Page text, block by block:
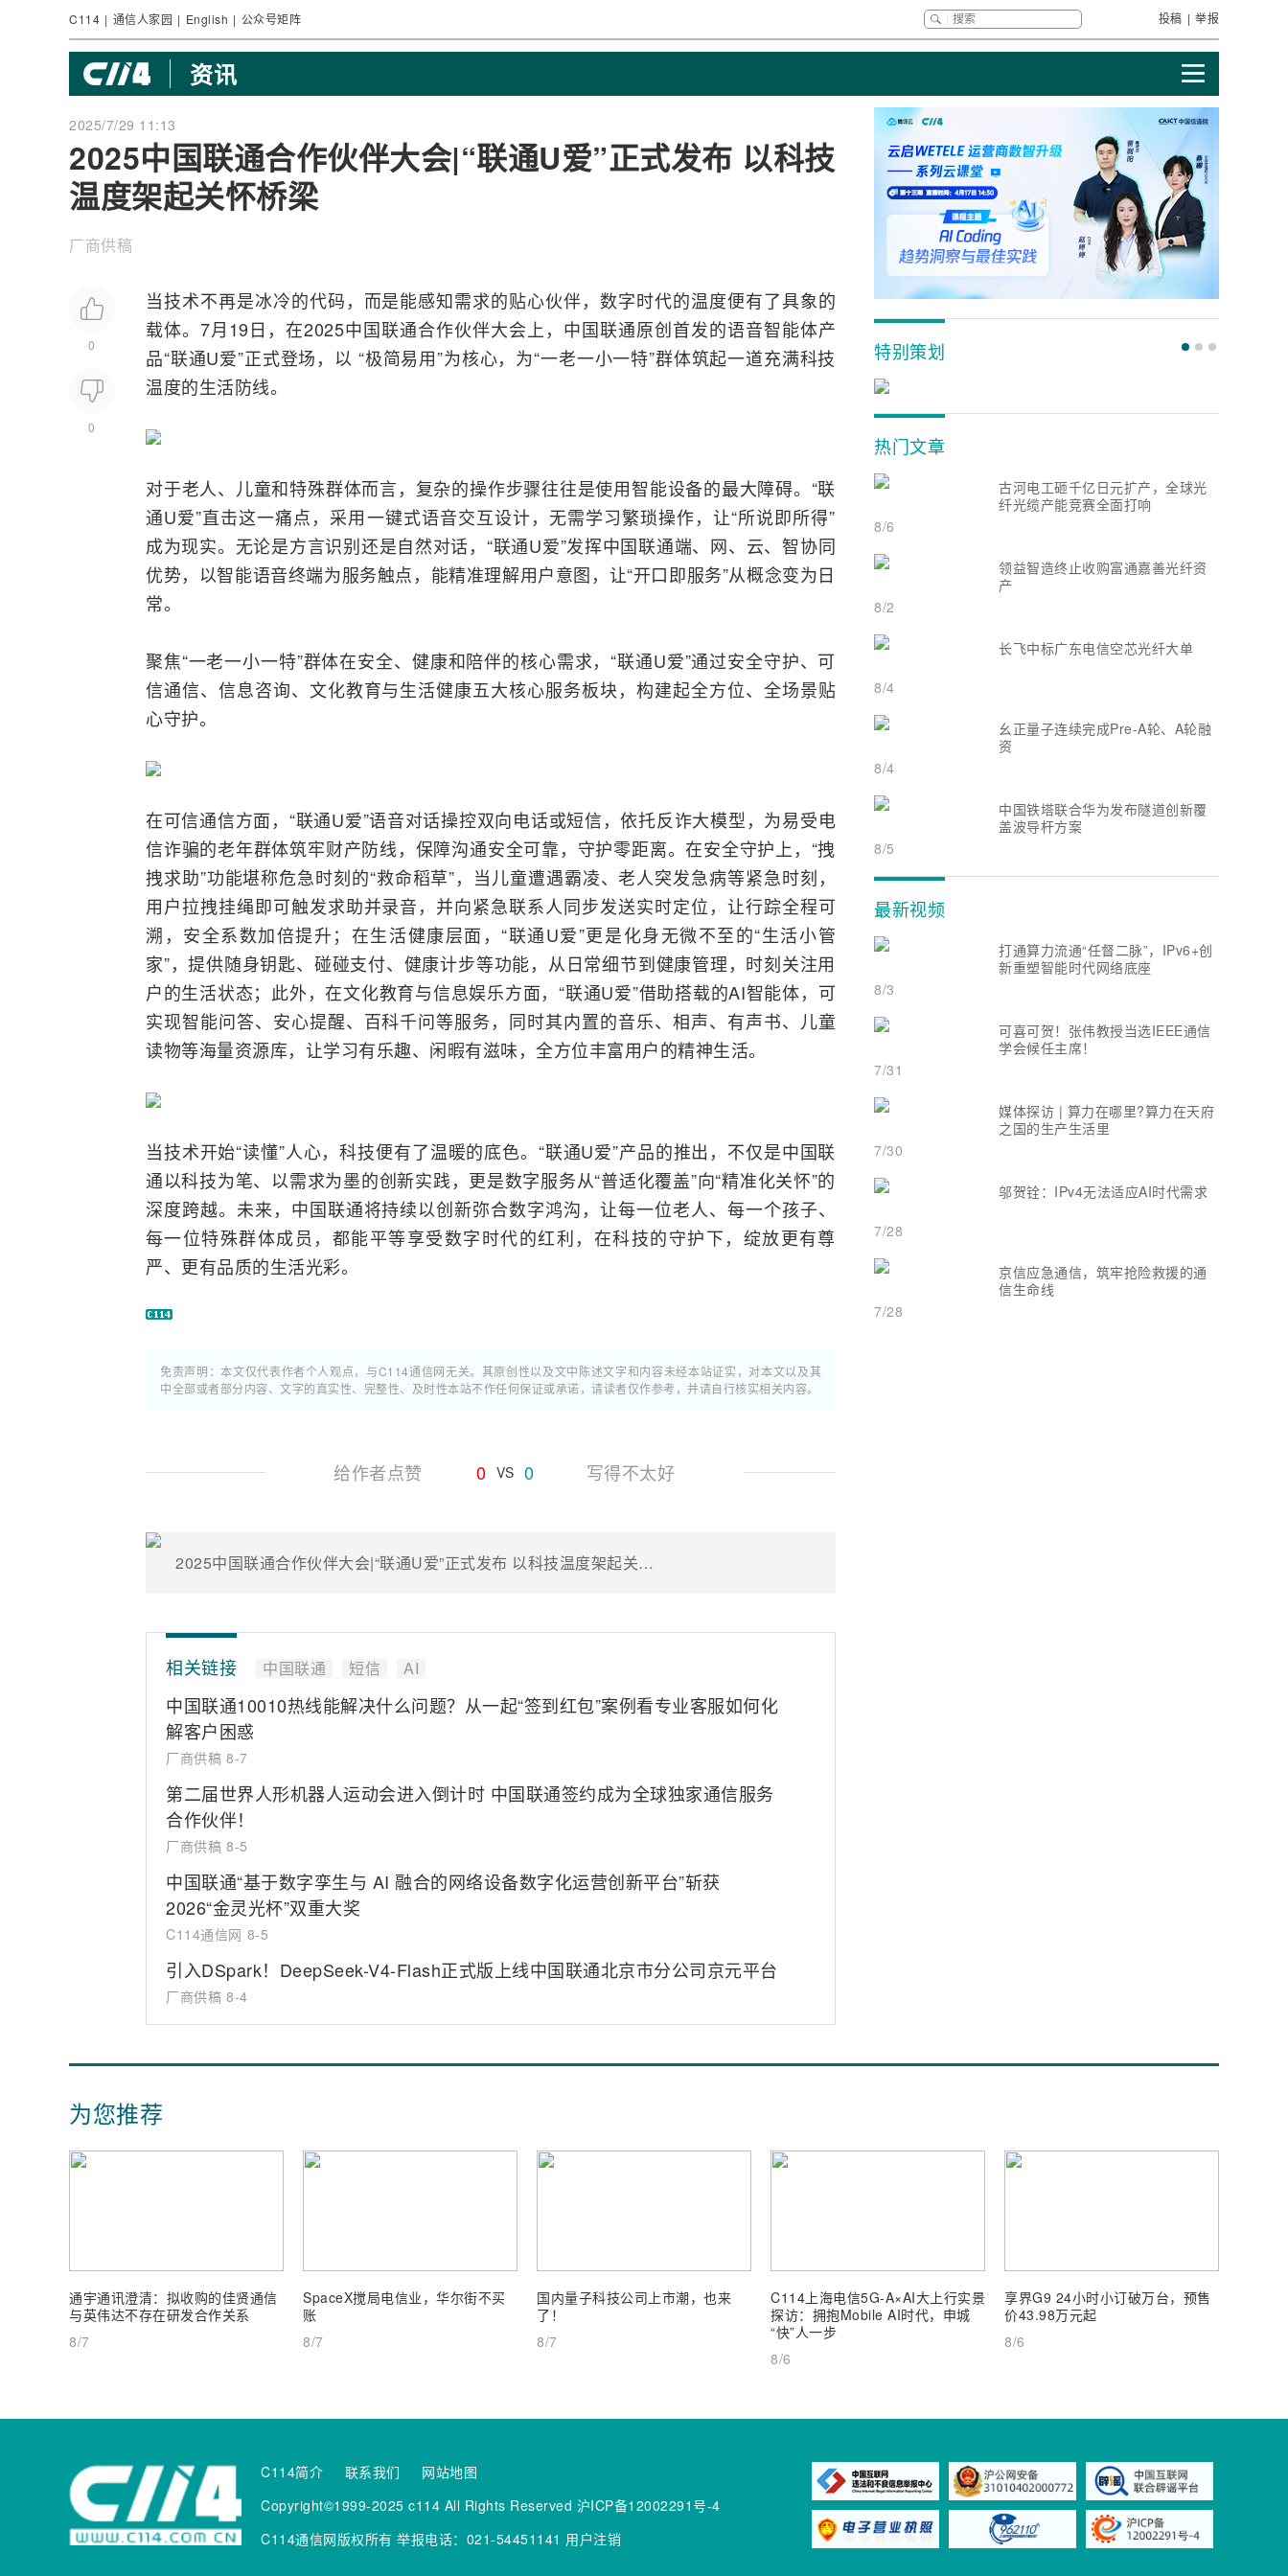
C114 | 通信人家园 | English | 公众号矩阵 投稿 | 举报
资讯
2025/7/29 11:13
2025中国联通合作伙伴大会|“联通U爱”正式发布 以科技
温度架起关怀桥梁
厂商供稿
0
0
当技术不再是冰冷的代码，而是能感知需求的贴心伙伴，数字时代的温度便有了具象的
载体。7月19日，在2025中国联通合作伙伴大会上，中国联通原创首发的语音智能体产
品“联通U爱”正式登场，以 “极简易用”为核心，为“一老一小一特”群体筑起一道充满科技
温度的生活防线。
对于老人、儿童和特殊群体而言，复杂的操作步骤往往是使用智能设备的最大障碍。“联
通U爱”直击这一痛点，采用一键式语音交互设计，无需学习繁琐操作，让“所说即所得”
成为现实。无论是方言识别还是自然对话，“联通U爱”发挥中国联通端、网、云、智协同
优势，以智能语音终端为服务触点，能精准理解用户意图，让“开口即服务”从概念变为日
常。
聚焦“一老一小一特”群体在安全、健康和陪伴的核心需求，“联通U爱”通过安全守护、可
信通信、信息咨询、文化教育与生活健康五大核心服务板块，构建起全方位、全场景贴
心守护。
在可信通信方面，“联通U爱”语音对话操控双向电话或短信，依托反诈大模型，为易受电
信诈骗的老年群体筑牢财产防线，保障沟通安全可靠，守护零距离。在安全守护上，“拽
拽求助”功能堪称危急时刻的“救命稻草”，当儿童遭遇霸凌、老人突发急病等紧急时刻，
用户拉拽挂绳即可触发求助并录音，并向紧急联系人同步发送实时定位，让行踪全程可
溯，安全系数加倍提升；在生活健康层面，“联通U爱”更是化身无微不至的“生活小管
家”，提供随身钥匙、碰碰支付、健康计步等功能，从日常细节到健康管理，时刻关注用
户的生活状态；此外，在文化教育与信息娱乐方面，“联通U爱”借助搭载的AI智能体，可
实现智能问答、安心提醒、百科千问等服务，同时其内置的音乐、相声、有声书、儿童
读物等海量资源库，让学习有乐趣、闲暇有滋味，全方位丰富用户的精神生活。
当技术开始“读懂”人心，科技便有了温暖的底色。“联通U爱”产品的推出，不仅是中国联
通以科技为笔、以需求为墨的创新实践，更是数字服务从“普适化覆盖”向“精准化关怀”的
深度跨越。未来，中国联通将持续以创新弥合数字鸿沟，让每一位老人、每一个孩子、
每一位特殊群体成员，都能平等享受数字时代的红利，在科技的守护下，绽放更有尊
严、更有品质的生活光彩。
免责声明：本文仅代表作者个人观点，与C114通信网无关。其原创性以及文中陈述文字和内容未经本站证实，对本文以及其
中全部或者部分内容、文字的真实性、完整性、及时性本站不作任何保证或承诺，请读者仅作参考，并请自行核实相关内容。
给作者点赞 0 VS 0 写得不太好
2025中国联通合作伙伴大会|“联通U爱”正式发布 以科技温度架起关怀桥梁
相关链接 中国联通 短信 AI
中国联通10010热线能解决什么问题？从一起“签到红包”案例看专业客服如何化
解客户困惑
厂商供稿 8-7
第二届世界人形机器人运动会进入倒计时 中国联通签约成为全球独家通信服务
合作伙伴！
厂商供稿 8-5
中国联通“基于数字孪生与 AI 融合的网络设备数字化运营创新平台”斩获
2026“金灵光杯”双重大奖
C114通信网 8-5
引入DSpark！DeepSeek-V4-Flash正式版上线中国联通北京市分公司京元平台
厂商供稿 8-4
特别策划
热门文章
古河电工砸千亿日元扩产，全球光
纤光缆产能竞赛全面打响
8/6
领益智造终止收购富通嘉善光纤资
产
8/2
长飞中标广东电信空芯光纤大单
8/4
幺正量子连续完成Pre-A轮、A轮融
资
8/4
中国铁塔联合华为发布隧道创新覆
盖波导杆方案
8/5
最新视频
打通算力流通“任督二脉”，IPv6+创
新重塑智能时代网络底座
8/3
可喜可贺！张伟教授当选IEEE通信
学会候任主席！
7/31
媒体探访 | 算力在哪里?算力在天府
之国的生产生活里
7/30
邬贺铨：IPv4无法适应AI时代需求
7/28
京信应急通信，筑牢抢险救援的通
信生命线
7/28
为您推荐
通宇通讯澄清：拟收购的佳贤通信
与英伟达不存在研发合作关系
8/7
SpaceX搅局电信业，华尔街不买
账
8/7
国内量子科技公司上市潮，也来
了！
8/7
C114上海电信5G-A×AI大上行实景
探访：拥抱Mobile AI时代，申城
“快”人一步
8/6
享界G9 24小时小订破万台，预售
价43.98万元起
8/6
C114简介 联系我们
网站地图
Copyright©1999-2025 c114 All Rights Reserved 沪ICP备12002291号-4
C114通信网版权所有 举报电话：021-54451141 用户注销